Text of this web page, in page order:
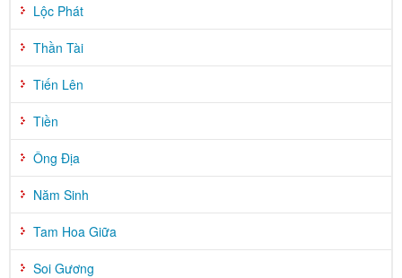
Lộc Phát
Thần Tài
Tiến Lên
Tiền
Ông Địa
Năm Sinh
Tam Hoa Giữa
Soi Gương